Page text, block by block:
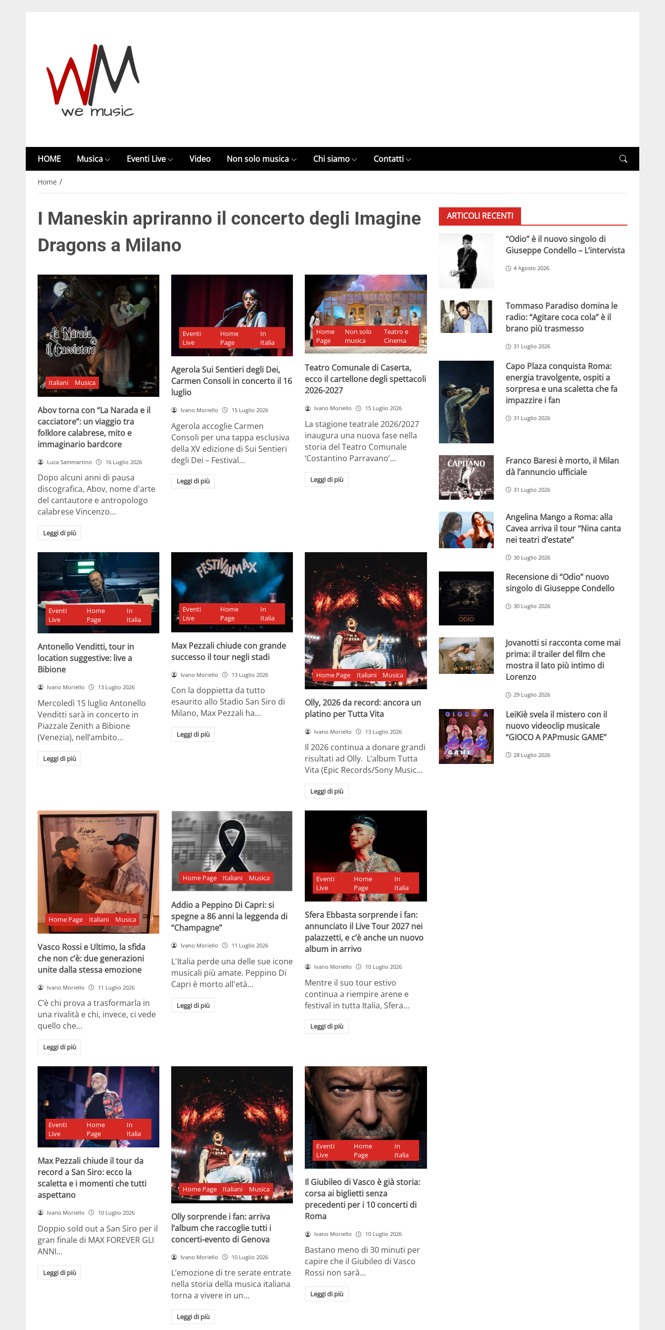
HOME Musica Eventi Live Video Non solo musica Chi siamo Contatti
Home /
I Maneskin apriranno il concerto degli Imagine
Dragons a Milano
Italiani Musica
Abov torna con “La Narada e il
cacciatore”: un viaggio tra
folklore calabrese, mito e
immaginario bardcore
Luca Sammartino 16 Luglio 2026
Dopo alcuni anni di pausa
discografica, Abov, nome d'arte
del cantautore e antropologo
calabrese Vincenzo…
Leggi di più
Eventi
Live
Home
Page
In
Italia
Agerola Sui Sentieri degli Dei,
Carmen Consoli in concerto il 16
luglio
Ivano Moriello 15 Luglio 2026
Agerola accoglie Carmen
Consoli per una tappa esclusiva
della XV edizione di Sui Sentieri
degli Dei – Festival…
Leggi di più
Home
Page
Non solo
musica
Teatro e
Cinema
Teatro Comunale di Caserta,
ecco il cartellone degli spettacoli
2026-2027
Ivano Moriello 15 Luglio 2026
La stagione teatrale 2026/2027
inaugura una nuova fase nella
storia del Teatro Comunale
‘Costantino Parravano’…
Leggi di più
Eventi
Live
Home
Page
In
Italia
Antonello Venditti, tour in
location suggestive: live a
Bibione
Ivano Moriello 13 Luglio 2026
Mercoledì 15 luglio Antonello
Venditti sarà in concerto in
Piazzale Zenith a Bibione
(Venezia), nell’ambito…
Leggi di più
Eventi
Live
Home
Page
In
Italia
Max Pezzali chiude con grande
successo il tour negli stadi
Ivano Moriello 13 Luglio 2026
Con la doppietta da tutto
esaurito allo Stadio San Siro di
Milano, Max Pezzali ha…
Leggi di più
Home Page Italiani Musica
Olly, 2026 da record: ancora un
platino per Tutta Vita
Ivano Moriello 13 Luglio 2026
Il 2026 continua a donare grandi
risultati ad Olly. L’album Tutta
Vita (Epic Records/Sony Music…
Leggi di più
Home Page Italiani Musica
Vasco Rossi e Ultimo, la sfida
che non c’è: due generazioni
unite dalla stessa emozione
Ivano Moriello 11 Luglio 2026
C’è chi prova a trasformarla in
una rivalità e chi, invece, ci vede
quello che…
Leggi di più
Home Page Italiani Musica
Addio a Peppino Di Capri: si
spegne a 86 anni la leggenda di
“Champagne”
Ivano Moriello 11 Luglio 2026
L'Italia perde una delle sue icone
musicali più amate. Peppino Di
Capri è morto all'età…
Leggi di più
Eventi
Live
Home
Page
In
Italia
Sfera Ebbasta sorprende i fan:
annunciato il Live Tour 2027 nei
palazzetti, e c’è anche un nuovo
album in arrivo
Ivano Moriello 10 Luglio 2026
Mentre il suo tour estivo
continua a riempire arene e
festival in tutta Italia, Sfera…
Leggi di più
Eventi
Live
Home
Page
In
Italia
Max Pezzali chiude il tour da
record a San Siro: ecco la
scaletta e i momenti che tutti
aspettano
Ivano Moriello 10 Luglio 2026
Doppio sold out a San Siro per il
gran finale di MAX FOREVER GLI
ANNI…
Leggi di più
Home Page Italiani Musica
Olly sorprende i fan: arriva
l’album che raccoglie tutti i
concerti-evento di Genova
Ivano Moriello 10 Luglio 2026
L’emozione di tre serate entrate
nella storia della musica italiana
torna a vivere in un…
Leggi di più
Eventi
Live
Home
Page
In
Italia
Il Giubileo di Vasco è già storia:
corsa ai biglietti senza
precedenti per i 10 concerti di
Roma
Ivano Moriello 10 Luglio 2026
Bastano meno di 30 minuti per
capire che il Giubileo di Vasco
Rossi non sarà…
Leggi di più
ARTICOLI RECENTI
“Odio” è il nuovo singolo di
Giuseppe Condello – L’intervista
4 Agosto 2026
Tommaso Paradiso domina le
radio: “Agitare coca cola” è il
brano più trasmesso
31 Luglio 2026
Capo Plaza conquista Roma:
energia travolgente, ospiti a
sorpresa e una scaletta che fa
impazzire i fan
31 Luglio 2026
Franco Baresi è morto, il Milan
dà l’annuncio ufficiale
31 Luglio 2026
Angelina Mango a Roma: alla
Cavea arriva il tour “Nina canta
nei teatri d’estate”
30 Luglio 2026
Recensione di “Odio” nuovo
singolo di Giuseppe Condello
30 Luglio 2026
Jovanotti si racconta come mai
prima: il trailer del film che
mostra il lato più intimo di
Lorenzo
29 Luglio 2026
LeiKiè svela il mistero con il
nuovo videoclip musicale
“GIOCO A PAPmusic GAME”
28 Luglio 2026